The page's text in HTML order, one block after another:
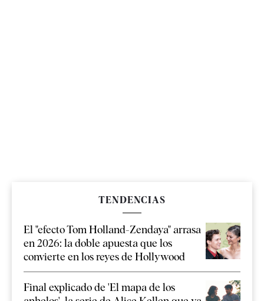
TENDENCIAS
El "efecto Tom Holland-Zendaya" arrasa
en 2026: la doble apuesta que los
convierte en los reyes de Hollywood
Final explicado de 'El mapa de los